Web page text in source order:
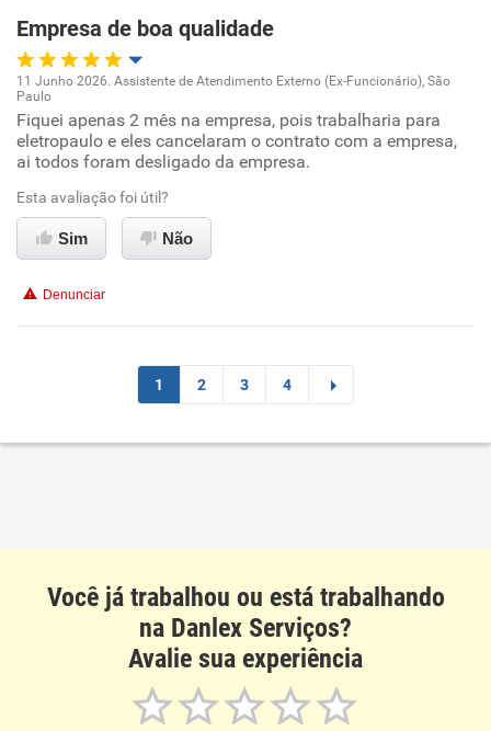
Recomenda esta empresa
Recomenda a diretoria
Empresa de boa qualidade
Oportunidade de promoção
Ambiente de trabalho
Conciliação com a vida familiar
Recomenda esta empresa
11 Junho 2026. Assistente de Atendimento Externo (Ex-Funcionário), São
Paulo
Fiquei apenas 2 mês na empresa, pois trabalharia para
eletropaulo e eles cancelaram o contrato com a empresa,
ai todos foram desligado da empresa.
Esta avaliação foi útil?
Sim Não
Denunciar
1 2 3 4
Você já trabalhou ou está trabalhando
na Danlex Serviços?
Avalie sua experiência